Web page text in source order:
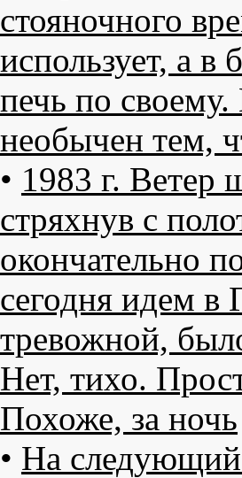
стояночного
использует, а в
печь по своему.
необычен тем,
• 1983 г. Ветер
стряхнув с
окончательно
сегодня идем
тревожной,
Нет, тихо.
Похоже, за ночь
• На следующий